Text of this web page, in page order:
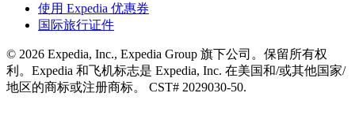
使用 Expedia 优惠券
国际旅行证件
© 2026 Expedia, Inc., Expedia Group 旗下公司。保留所有权
利。Expedia 和飞机标志是 Expedia, Inc. 在美国和/或其他国家/
地区的商标或注册商标。 CST# 2029030-50.